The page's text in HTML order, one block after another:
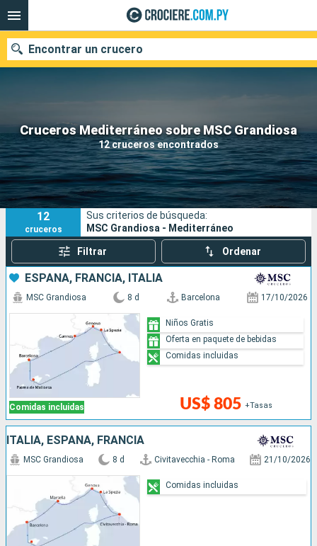
Cruceros Mediterráneo sobre MSC Grandiosa
12 cruceros encontrados
Encontrar un crucero
Nuestros destinos
Fecha de salida
Puertos Compañías
Buscar
12
cruceros
Sus criterios de búsqueda:
MSC Grandiosa - Mediterráneo
Filtrar Ordenar
ESPAÑA, FRANCIA, ITALIA
Comidas incluidas
MSC Grandiosa 8 d Barcelona 17/10/2026
US$ 805 +Tasas
Niños Gratis
Oferta en paquete de bebidas
Comidas incluidas
ITALIA, ESPAÑA, FRANCIA
MSC Grandiosa 8 d Civitavecchia - Roma 21/10/2026
Comidas incluidas